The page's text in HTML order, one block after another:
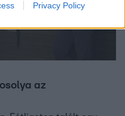
Privacy Policy
az